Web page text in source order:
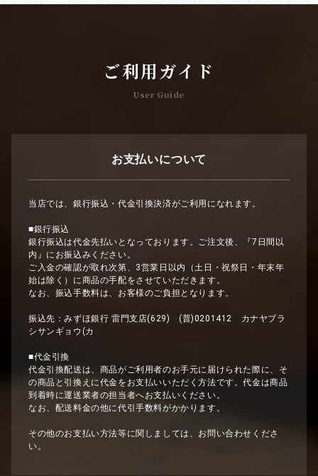
ご利用ガイド
User Guide
お支払いについて
当店では、銀行振込・代金引換決済がご利用になれます。
■銀行振込
銀行振込は代金先払いとなっております。ご注文後、『7日間以
内』にお振込みください。
ご入金の確認が取れ次第、3営業日以内（土日・祝祭日・年末年
始は除く）に商品の手配をさせていただきます。
なお、振込手数料は、お客様のご負担となります。
振込先：みずほ銀行 雷門支店(629) (普)0201412 カナヤブラ
シサンギョウ(カ
■代金引換
代金引換配送は、商品がご利用者のお手元に届けられた際に、そ
の商品と引換えに代金をお支払いいただく方法です。代金は商品
到着時に運送業者の担当者へお支払いください。
なお、配送料金の他に代引手数料がかかります。
その他のお支払い方法等に関しましては、お問い合わせくださ
い。